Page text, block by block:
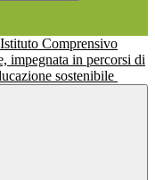
Istituto Comprensivo
impegnata in percorsi di
sostenibile